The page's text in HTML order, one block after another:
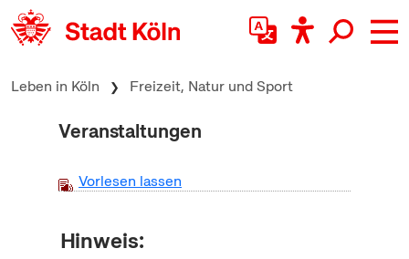
zum Inhalt springen
Leben in Köln Freizeit, Natur und Sport
Veranstaltungen
Vorlesen lassen
Hinweis: